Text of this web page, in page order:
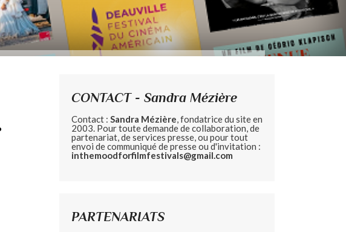
CONTACT - Sandra Mézière
Contact : Sandra Mézière, fondatrice du site en
2003. Pour toute demande de collaboration, de
partenariat, de services presse, ou pour tout
envoi de communiqué de presse ou d'invitation :
inthemoodforfilmfestivals@gmail.com
PARTENARIATS